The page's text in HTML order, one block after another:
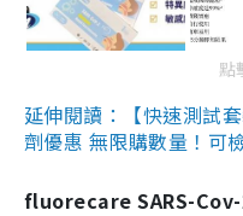
點
延伸閱讀：【快速測試
劑優惠 無限購數量！可
fluorecare SARS-Cov-